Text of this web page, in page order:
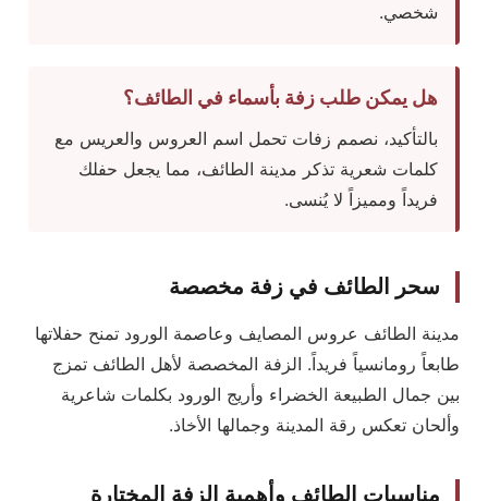
شخصي.
هل يمكن طلب زفة بأسماء في الطائف؟
بالتأكيد، نصمم زفات تحمل اسم العروس والعريس مع
كلمات شعرية تذكر مدينة الطائف، مما يجعل حفلك
فريداً ومميزاً لا يُنسى.
سحر الطائف في زفة مخصصة
مدينة الطائف عروس المصايف وعاصمة الورود تمنح حفلاتها
طابعاً رومانسياً فريداً. الزفة المخصصة لأهل الطائف تمزج
بين جمال الطبيعة الخضراء وأريج الورود بكلمات شاعرية
وألحان تعكس رقة المدينة وجمالها الأخاذ.
مناسبات الطائف وأهمية الزفة المختارة